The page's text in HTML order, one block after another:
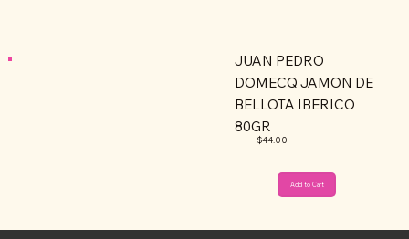
Add to Cart
JUAN PEDRO
DOMECQ JAMON DE
BELLOTA IBERICO
80GR
$44.00